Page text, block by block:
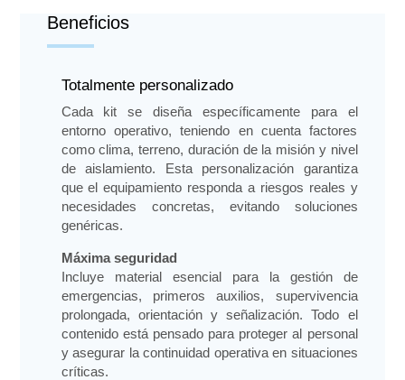
Beneficios
Totalmente personalizado
Cada kit se diseña específicamente para el
entorno operativo, teniendo en cuenta factores
como clima, terreno, duración de la misión y nivel
de aislamiento. Esta personalización garantiza
que el equipamiento responda a riesgos reales y
necesidades concretas, evitando soluciones
genéricas.
Máxima seguridad
Incluye material esencial para la gestión de
emergencias, primeros auxilios, supervivencia
prolongada, orientación y señalización. Todo el
contenido está pensado para proteger al personal
y asegurar la continuidad operativa en situaciones
críticas.